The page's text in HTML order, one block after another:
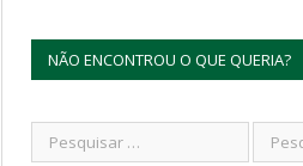
NÃO ENCONTROU O QUE QUERIA?